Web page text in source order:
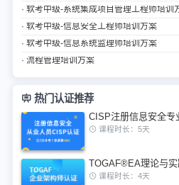
· 软考中级-系统集成项目管理工程师培训
· 软考中级-信息安全工程师培训方案
· 软考中级-信息系统监理师培训方案
· 流程管理培训方案
热门认证推荐
CISP注册信息安全专
课程时长：5天
TOGAF®EA理论与
课程时长：4天